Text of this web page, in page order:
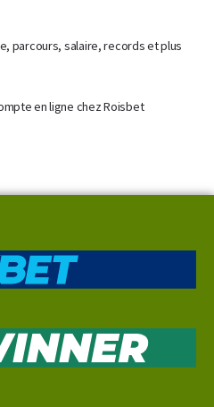
parcours, salaire, records et plus
en ligne chez Roisbet